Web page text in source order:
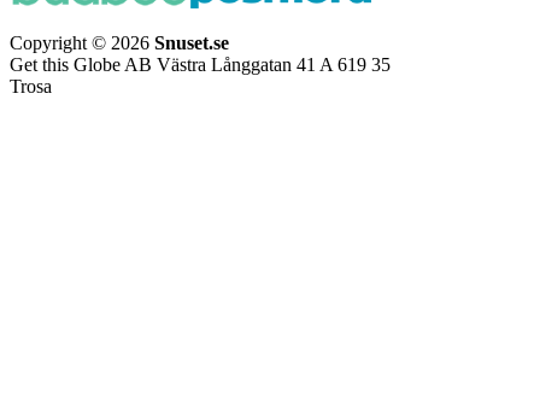
Copyright © 2026 Snuset.se
Get this Globe AB Västra Långgatan 41 A 619 35
Trosa